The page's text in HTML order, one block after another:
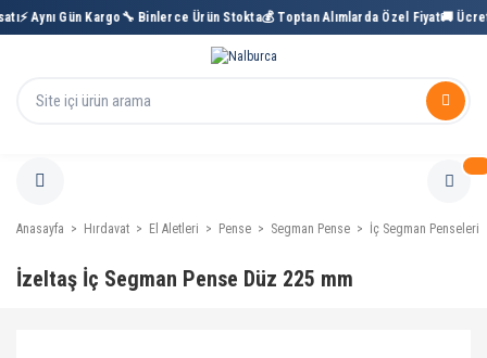
⚡ Aynı Gün Kargo🔧 Binlerce Ürün Stokta 💰 Toptan Alımlarda Özel Fiyat🚚
Anasayfa Hırdavat El Aletleri Pense Segman Pense İç Segman Penseleri
İzeltaş İç Segman Pense Düz 225 mm